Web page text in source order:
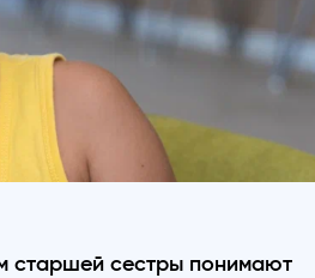
старшей сестры понимают